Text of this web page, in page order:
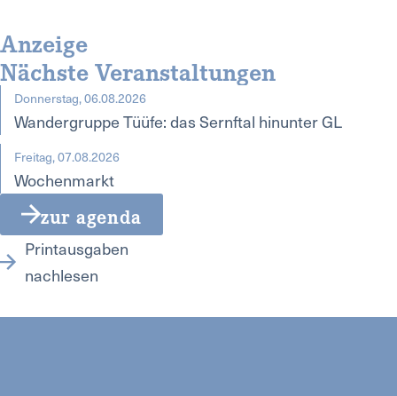
Anzeige
Nächste Veranstaltungen
Donnerstag, 06.08.2026
Wandergruppe Tüüfe: das Sernftal hinunter GL
Freitag, 07.08.2026
Wochenmarkt
zur agenda
Printausgaben
nachlesen